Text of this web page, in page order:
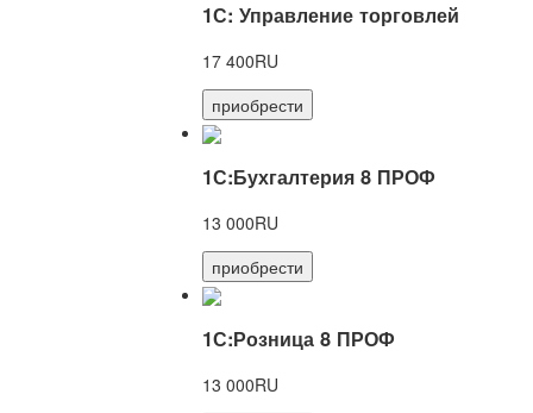
1С: Управление торговлей
17 400RU
приобрести
1С:Бухгалтерия 8 ПРОФ
13 000RU
приобрести
1С:Розница 8 ПРОФ
13 000RU